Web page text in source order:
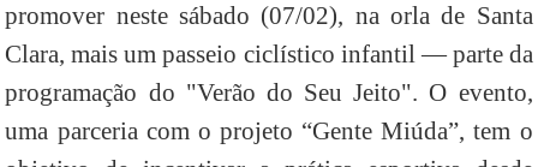
promover neste sábado (07/02), na orla de Santa
Clara, mais um passeio ciclístico infantil — parte da
programação do "Verão do Seu Jeito". O evento,
uma parceria com o projeto “Gente Miúda”, tem o